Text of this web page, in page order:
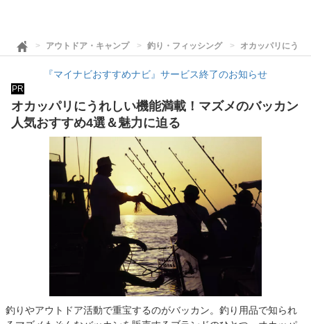
アウトドア・キャンプ 釣り・フィッシング オカッパリにうれ
『マイナビおすすめナビ』サービス終了のお知らせ
PR
オカッパリにうれしい機能満載！マズメのバッカン
人気おすすめ4選＆魅力に迫る
釣りやアウトドア活動で重宝するのがバッカン。釣り用品で知られ